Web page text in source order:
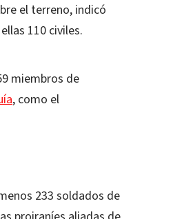
el terreno, indicó
110 civiles.
miembros de
, como el
233 soldados de